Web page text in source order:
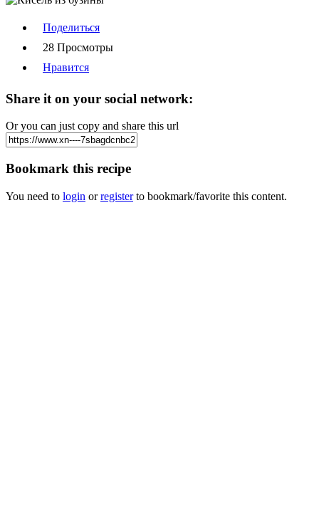
Поделиться
28 Просмотры
Нравится
Share it on your social network:
Or you can just copy and share this url
Bookmark this recipe
You need to login orregisterto bookmark/favorite this content.